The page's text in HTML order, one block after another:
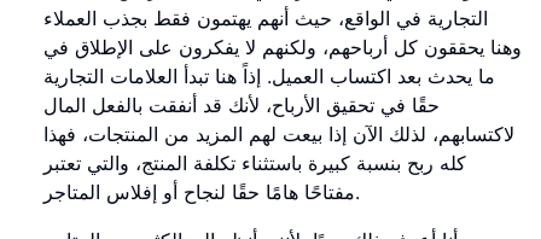
التجارية في الواقع، حيث أنهم يهتمون فقط بجذب العملاء
وهنا يحققون كل أرباحهم، ولكنهم لا يفكرون على الإطلاق في
ما يحدث بعد اكتساب العميل. إذاً هنا تبدأ العلامات التجارية
حقًا في تحقيق الأرباح، لأنك قد أنفقت بالفعل المال
لاكتسابهم، لذلك الآن إذا بيعت لهم المزيد من المنتجات، فهذا
كله ربح بنسبة كبيرة باستثناء تكلفة المنتج، والتي تعتبر
مفتاحًا هامًا حقًا لنجاح أو إفلاس المتاجر.